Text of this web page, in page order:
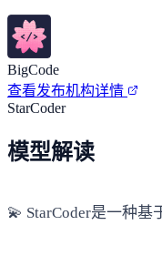
BigCode
查看发布机构详情
StarCoder
模型解读
💫 StarCoder是一种